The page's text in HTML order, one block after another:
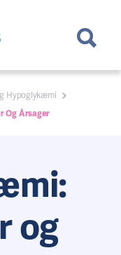
Hypoglykæmi
Og Årsager
og